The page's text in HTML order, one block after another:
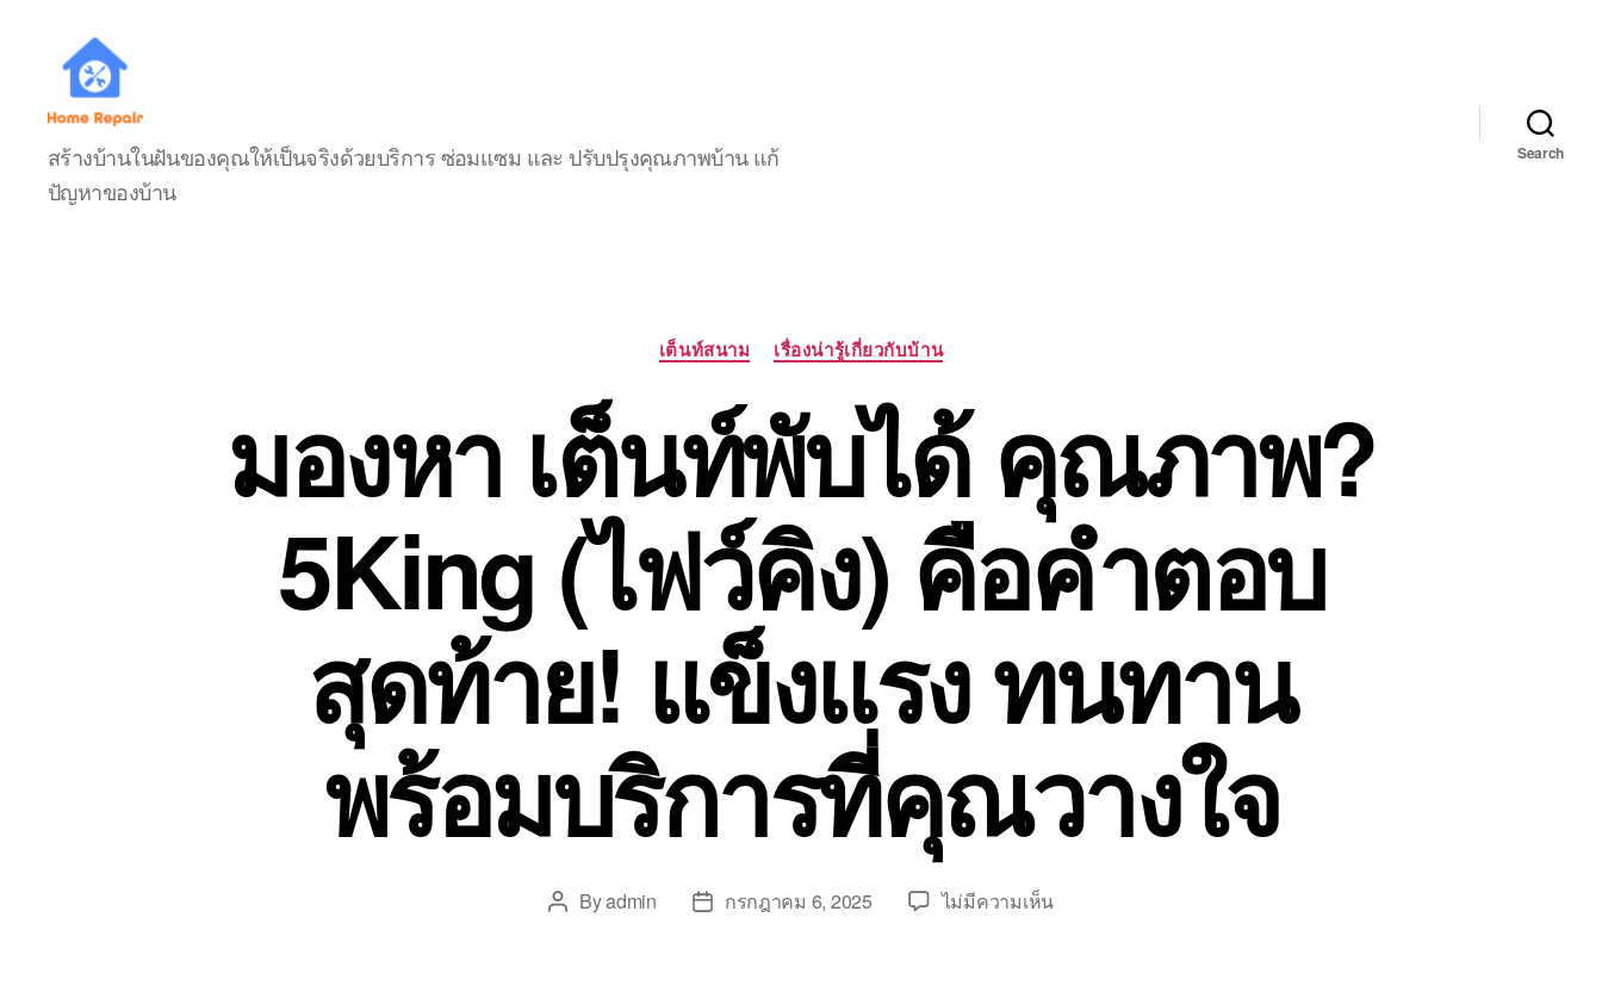
บ้าน
ช่าง
มือ
สร้างบ้านในฝันของคุณให้เป็นจริงด้วยบริการ ซ่อมแซม และ ปรับปรุงคุณภาพบ้าน แก้
ปัญหาของบ้าน
Search
Categories
เต็นท์สนาม เรื่องน่ารู้เกี่ยวกับบ้าน
มองหา เต็นท์พับได้ คุณภาพ?
5King (ไฟว์คิง) คือคำตอบ
สุดท้าย! แข็งแรง ทนทาน
พร้อมบริการที่คุณวางใจ
PostByadmin
Postกรกฎาคม 6, 2025 ไม่มีความเห็นบน